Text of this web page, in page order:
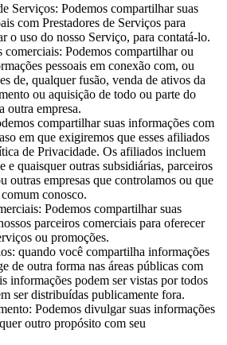
Serviços: Podemos compartilhar suas
com Prestadores de Serviços para
o uso do nosso Serviço, para contatá-lo.
comerciais: Podemos compartilhar ou
pessoais em conexão com, ou
de, qualquer fusão, venda de ativos da
ou aquisição de todo ou parte do
outra empresa.
compartilhar suas informações com
em que exigiremos que esses afiliados
de Privacidade. Os afiliados incluem
e quaisquer outras subsidiárias, parceiros
outras empresas que controlamos ou que
conosco.
Podemos compartilhar suas
parceiros comerciais para oferecer
ou promoções.
quando você compartilha informações
de outra forma nas áreas públicas com
informações podem ser vistas por todos
ser distribuídas publicamente fora.
Podemos divulgar suas informações
outro propósito com seu